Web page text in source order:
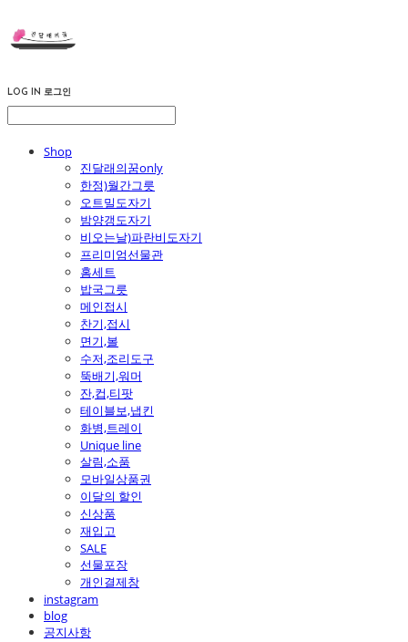
LOG IN 로그인
Shop
진달래의꿈only
한정)월간그릇
오트밀도자기
밤양갱도자기
비오는날)파란비도자기
프리미엄선물관
홈세트
밥국그릇
메인접시
찬기,접시
면기,볼
수저,조리도구
뚝배기,워머
잔,컵,티팟
테이블보,냅킨
화병,트레이
Unique line
살림,소품
모바일상품권
이달의 할인
신상품
재입고
SALE
선물포장
개인결제창
instagram
blog
공지사항